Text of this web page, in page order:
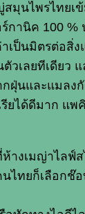
สมุนไพรไทย
านิค 100 %
ป็นมิตรต่อสิ่ง
เลยทีเดียว
ฝุ่นและแมลง
ยได้ดีมาก แ
างเมญ่าไลฟ์
ทยก็เลือกช๊